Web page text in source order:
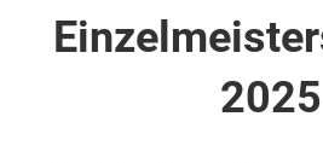
2025